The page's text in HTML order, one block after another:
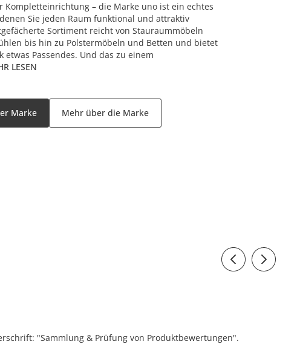
Kompletteinrichtung – die Marke uno ist ein echtes
Sie jeden Raum funktional und attraktiv
Sortiment reicht von Stauraummöbeln
bis hin zu Polstermöbeln und Betten und bietet
etwas Passendes. Und das zu einem
LESEN
Marke Mehr über die Marke
"Sammlung & Prüfung von Produktbewertungen".